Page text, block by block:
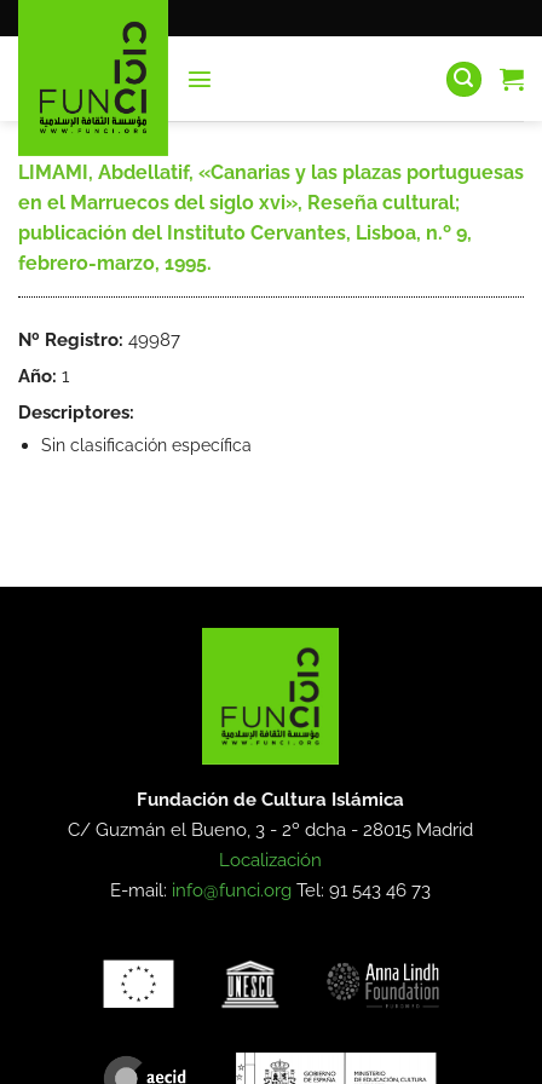
al
LIMAMI, Abdellatif, «Canarias y las plazas portuguesas
en el Marruecos del siglo xvi», Reseña cultural;
publicación del Instituto Cervantes, Lisboa, n.º 9,
febrero-marzo, 1995.
Nº Registro: 49987
Año: 1
Descriptores:
Sin clasificación específica
Fundación de Cultura Islámica
C/ Guzmán el Bueno, 3 - 2º dcha -28015 Madrid
Localización
E-mail: info@funci.org Tel: 91 543 46 73